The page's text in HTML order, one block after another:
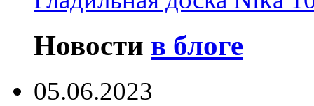
Новости в блоге
05.06.2023